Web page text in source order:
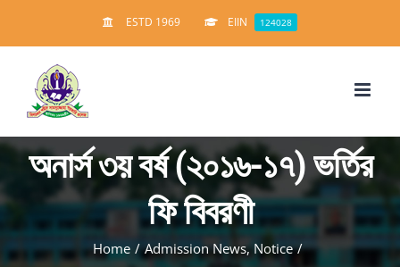
to
content
ESTD 1969 EIIN 124028
অনার্স ৩য় বর্ষ (২০১৬-১৭) ভর্তির
ফি বিবরণী
Home / Admission News,Notice /